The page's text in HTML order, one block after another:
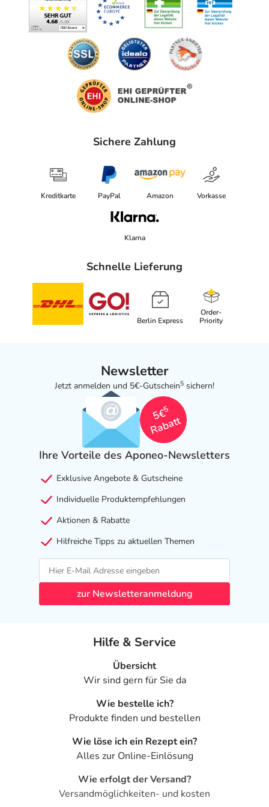
Sichere Zahlung
Kreditkarte PayPal Amazon Vorkasse
Klarna
Schnelle Lieferung
Berlin Express
Order-
Priority
Newsletter
Jetzt anmelden und 5€-Gutschein5 sichern!
5€
5
Rabatt
Ihre Vorteile des Aponeo-Newsletters
Exklusive Angebote & Gutscheine
Individuelle Produktempfehlungen
Aktionen & Rabatte
Hilfreiche Tipps zu aktuellen Themen
zur Newsletteranmeldung
Hilfe & Service
Übersicht
Wir sind gern für Sie da
Wie bestelle ich?
Produkte finden und bestellen
Wie löse ich ein Rezept ein?
Alles zur Online-Einlösung
Wie erfolgt der Versand?
Versandmöglichkeiten- und kosten